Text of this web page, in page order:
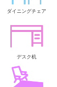
ダイニングチェア
デスク机